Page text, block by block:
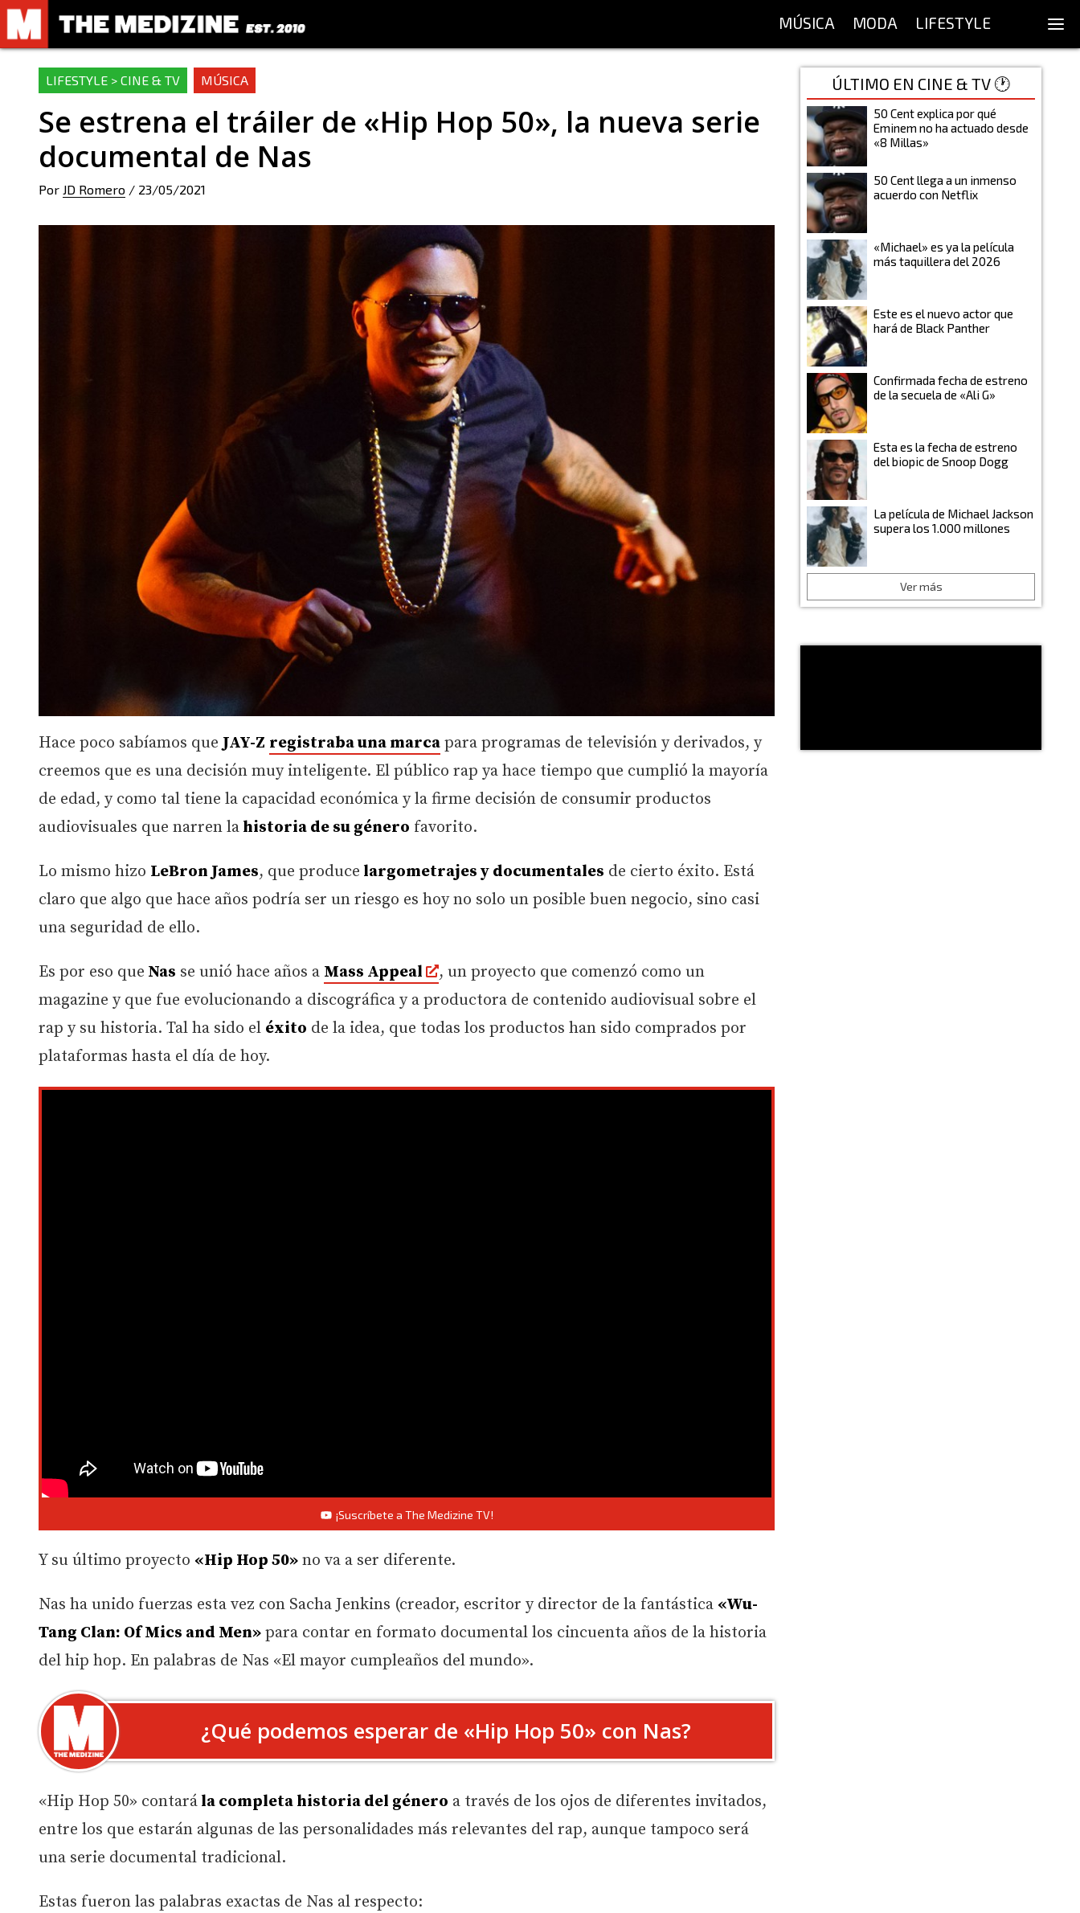
MÚSICA MODA LIFESTYLE
LIFESTYLE > CINE & TV MÚSICA
Se estrena el tráiler de «Hip Hop 50», la nueva serie
documental de Nas
Por JD Romero / 23/05/2021
Hace poco sabíamos que JAY-Z registraba una marca para programas de televisión y derivados, y
creemos que es una decisión muy inteligente. El público rap ya hace tiempo que cumplió la mayoría
de edad, y como tal tiene la capacidad económica y la firme decisión de consumir productos
audiovisuales que narren la historia de su género favorito.
Lo mismo hizo LeBron James, que produce largometrajes y documentales de cierto éxito. Está
claro que algo que hace años podría ser un riesgo es hoy no solo un posible buen negocio, sino casi
una seguridad de ello.
Es por eso que Nas se unió hace años a Mass Appeal
, un proyecto que comenzó como un
magazine y que fue evolucionando a discográfica y a productora de contenido audiovisual sobre el
rap y su historia. Tal ha sido el éxito de la idea, que todas los productos han sido comprados por
plataformas hasta el día de hoy.
¡Suscríbete a The Medizine TV!
Y su último proyecto «Hip Hop 50» no va a ser diferente.
Nas ha unido fuerzas esta vez con Sacha Jenkins (creador, escritor y director de la fantástica «Wu-
Tang Clan: Of Mics and Men» para contar en formato documental los cincuenta años de la historia
del hip hop. En palabras de Nas «El mayor cumpleaños del mundo».
¿Qué podemos esperar de «Hip Hop 50» con Nas?
«Hip Hop 50» contará la completa historia del género a través de los ojos de diferentes invitados,
entre los que estarán algunas de las personalidades más relevantes del rap, aunque tampoco será
una serie documental tradicional.
Estas fueron las palabras exactas de Nas al respecto:
ÚLTIMO EN CINE & TV 🕐
50 Cent explica por qué
Eminem no ha actuado desde
«8 Millas»
50 Cent llega a un inmenso
acuerdo con Netflix
«Michael» es ya la película
más taquillera del 2026
Este es el nuevo actor que
hará de Black Panther
Confirmada fecha de estreno
de la secuela de «Ali G»
Esta es la fecha de estreno
del biopic de Snoop Dogg
La película de Michael Jackson
supera los 1.000 millones
Ver más